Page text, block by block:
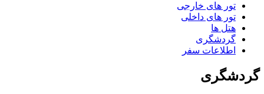
تور های خارجی
تور های داخلی
هتل ها
گردشگری
اطلاعات سفر
گردشگری